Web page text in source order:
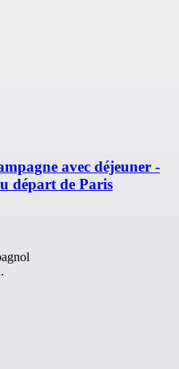
avec déjeuner -
départ de Paris